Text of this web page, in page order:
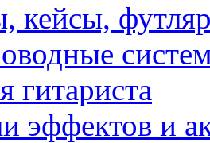
кейсы,
гитариста
эффектов и